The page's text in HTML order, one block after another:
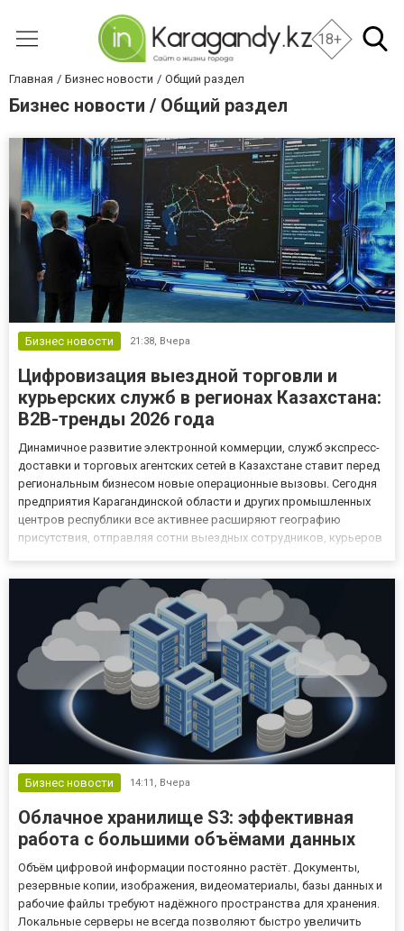
18+
Главная Бизнес новости Общий раздел
Бизнес новости / Общий раздел
Бизнес новости 21:38, Вчера
Цифровизация выездной торговли и
курьерских служб в регионах Казахстана:
B2B-тренды 2026 года
Динамичное развитие электронной коммерции, служб экспресс-
доставки и торговых агентских сетей в Казахстане ставит перед
региональным бизнесом новые операционные вызовы. Сегодня
предприятия Карагандинской области и других промышленных
центров республики все активнее расширяют географию
присутствия, отправляя сотни выездных сотрудников, курьеров
Бизнес новости 14:11, Вчера
Облачное хранилище S3: эффективная
работа с большими объёмами данных
Объём цифровой информации постоянно растёт. Документы,
резервные копии, изображения, видеоматериалы, базы данных и
рабочие файлы требуют надёжного пространства для хранения.
Локальные серверы не всегда позволяют быстро увеличить